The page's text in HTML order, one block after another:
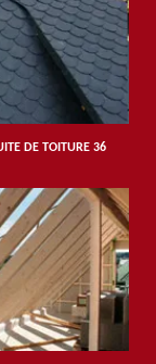
DE TOITURE 36